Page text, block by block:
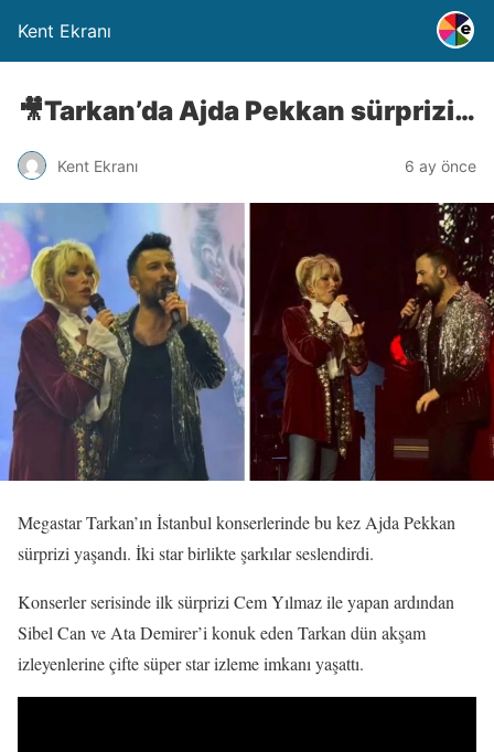
Kent Ekranı
🎥Tarkan’da Ajda Pekkan sürprizi…
Kent Ekranı 6 ay önce
Megastar Tarkan’ın İstanbul konserlerinde bu kez Ajda Pekkan
sürprizi yaşandı. İki star birlikte şarkılar seslendirdi.
Konserler serisinde ilk sürprizi Cem Yılmaz ile yapan ardından
Sibel Can ve Ata Demirer’i konuk eden Tarkan dün akşam
izleyenlerine çifte süper star izleme imkanı yaşattı.